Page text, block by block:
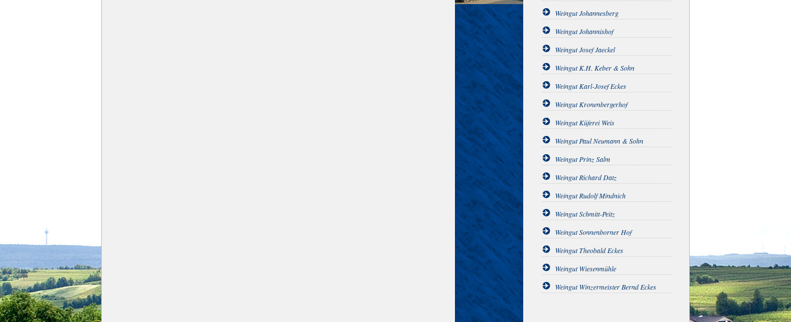
Weingut Johannesberg
Weingut Johannishof
Weingut Josef Jaeckel
Weingut K.H. Keber & Sohn
Weingut Karl-Josef Eckes
Weingut Kronenbergerhof
Weingut Küferei Weis
Weingut Paul Neumann & Sohn
Weingut Prinz Salm
Weingut Richard Datz
Weingut Rudolf Mindnich
Weingut Schmitt-Peitz
Weingut Sonnenborner Hof
Weingut Theobald Eckes
Weingut Wiesenmühle
Weingut Winzermeister Bernd Eckes